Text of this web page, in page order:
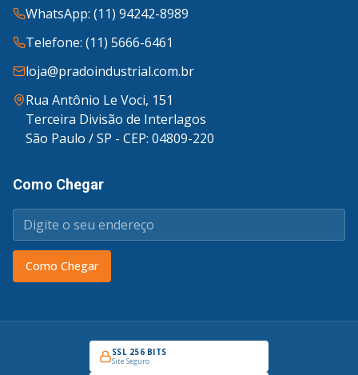
WhatsApp: (11) 94242-8989
Telefone: (11) 5666-6461
loja@pradoindustrial.com.br
Rua Antônio Le Voci, 151
Terceira Divisão de Interlagos
São Paulo / SP - CEP: 04809-220
Como Chegar
Como Chegar
SSL 256 BITS
Site Seguro